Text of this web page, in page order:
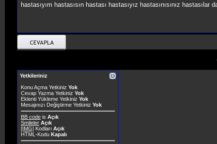
hastasıyım hastasısın hastası hastasıyız hastasınısınız
Yetkileriniz
Konu Açma Yetkiniz Yok
Cevap Yazma Yetkiniz Yok
Eklenti Yükleme Yetkiniz Yok
Mesajınızı Değiştirme Yetkiniz Yok
BB code is Açık
Smileler Açık
[IMG] Kodları Açık
HTML-Kodu Kapalı